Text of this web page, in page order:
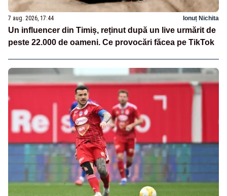
7 aug. 2026, 17:44 Ionuț Nichita
Un influencer din Timiș, reținut după un live urmărit de
peste 22.000 de oameni. Ce provocări făcea pe TikTok